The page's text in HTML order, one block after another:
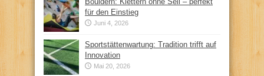
für den Einstieg
Juni 4, 2026
Sportstättenwartung: Tradition trifft auf
Innovation
Mai 20, 2026